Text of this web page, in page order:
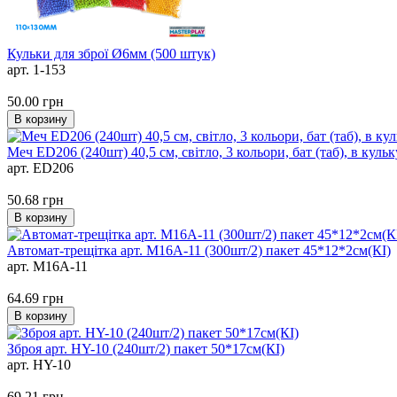
Кульки для зброї Ø6мм (500 штук)
арт. 1-153
50.00 грн
В корзину
Меч ED206 (240шт) 40,5 см, світло, 3 кольори, бат (таб), в
арт. ED206
50.68 грн
В корзину
Автомат-трещітка арт. M16A-11 (300шт/2) пакет 45*12*2см(КІ)
арт. M16A-11
64.69 грн
В корзину
Зброя арт. HY-10 (240шт/2) пакет 50*17см(КІ)
арт. HY-10